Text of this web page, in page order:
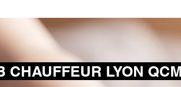
CHAUFFEUR LYON QCM